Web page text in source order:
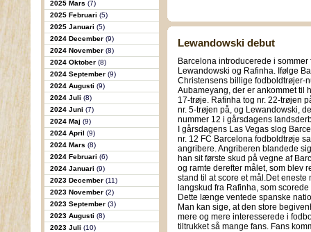
2025 Mars (7)
2025 Februari (5)
2025 Januari (5)
2024 December (9)
2024 November (8)
2024 Oktober (8)
2024 September (9)
2024 Augusti (9)
2024 Juli (8)
2024 Juni (7)
2024 Maj (9)
2024 April (9)
2024 Mars (8)
2024 Februari (6)
2024 Januari (9)
2023 December (11)
2023 November (2)
2023 September (3)
2023 Augusti (8)
2023 Juli (10)
Lewandowski debut
Barcelona introducerede i
Lewandowski og Rafinha. Ifølge
Christensens billige fodboldtrøjer-
Aubameyang, der er ankommet
17-trøje. Rafinha tog nr. 22-trøjen
nr. 5-trøjen på, og Lewandowski,
nummer 12 i gårsdagens
I gårsdagens Las Vegas slog
nr. 12 FC Barcelona fodboldtrøje
angribere. Angriberen blandede
han sit første skud på vegne af
og ramte derefter målet, som blev
stand til at score et mål.Det
langskud fra Rafinha, som
Dette længe ventede spanske
Man kan sige, at den store
mere og mere interesserede i
tiltrukket så mange fans. Fans